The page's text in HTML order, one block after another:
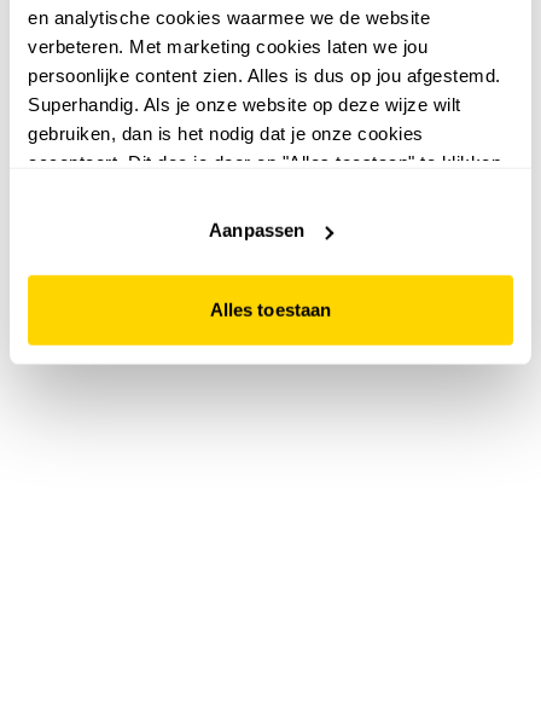
en analytische cookies waarmee we de website
verbeteren. Met marketing cookies laten we jou
persoonlijke content zien. Alles is dus op jou afgestemd.
Superhandig. Als je onze website op deze wijze wilt
gebruiken, dan is het nodig dat je onze cookies
accepteert. Dit doe je door op "Alles toestaan" te klikken.
website niet optimaal functioneert.
Aanpassen
Alles toestaan